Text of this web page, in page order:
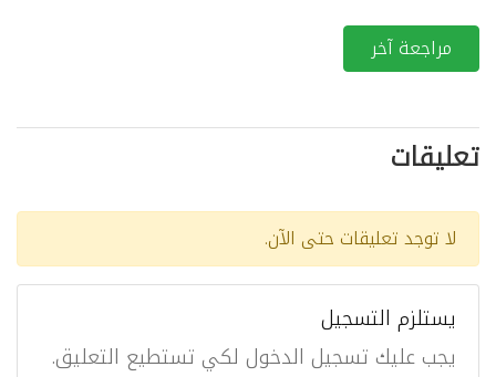
مراجعة آخر
تعليقات
لا توجد تعليقات حتى الآن.
يستلزم التسجيل
يجب عليك تسجيل الدخول لكي تستطيع التعليق.